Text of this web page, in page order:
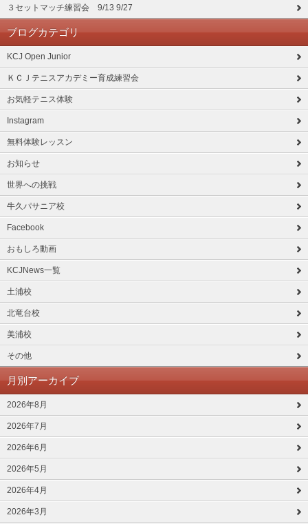
３セットマッチ練習会 9/13 9/27
ブログカテゴリ
KCJ Open Junior
ＫＣＪテニスアカデミー育成練習会
お気軽テニス体験
Instagram
無料体験レッスン
お知らせ
世界への挑戦
牛久パサニア校
Facebook
おもしろ動画
KCJNews一覧
土浦校
北竜台校
美浦校
その他
月別アーカイブ
2026年8月
2026年7月
2026年6月
2026年5月
2026年4月
2026年3月